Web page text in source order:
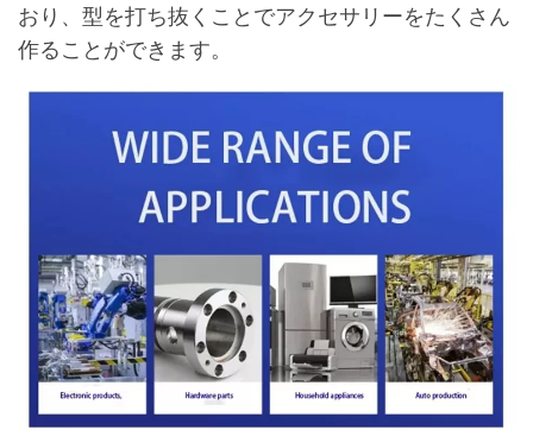
おり、型を打ち抜くことでアクセサリーをたくさん
作ることができます。